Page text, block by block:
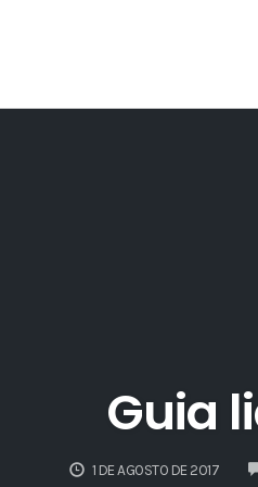
Guia
1 DE AGOSTO DE 2017